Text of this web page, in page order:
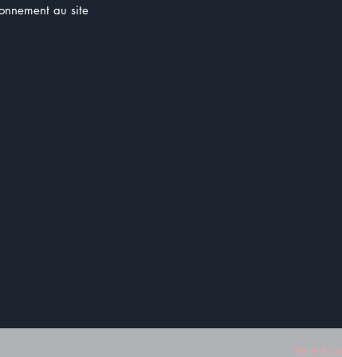
au site
Terms &